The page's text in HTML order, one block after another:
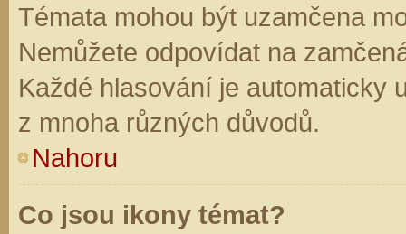
Témata mohou být uzamčena
Nemůžete odpovídat na
Každé hlasování je automaticky
z mnoha různých důvodů.
Nahoru
Co jsou ikony témat?